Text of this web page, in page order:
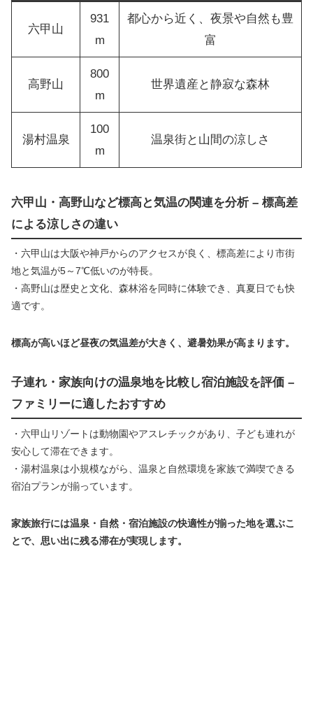
六甲山
931
m
都心から近く、夜景や自然も豊
富
高野山
800
m
世界遺産と静寂な森林
湯村温泉
100
m
温泉街と山間の涼しさ
六甲山・高野山など標高と気温の関連を分析 – 標高差
による涼しさの違い
・六甲山は大阪や神戸からのアクセスが良く、標高差により市街
地と気温が5～7℃低いのが特長。
・高野山は歴史と文化、森林浴を同時に体験でき、真夏日でも快
適です。
標高が高いほど昼夜の気温差が大きく、避暑効果が高まります。
子連れ・家族向けの温泉地を比較し宿泊施設を評価 –
ファミリーに適したおすすめ
・六甲山リゾートは動物園やアスレチックがあり、子ども連れが
安心して滞在できます。
・湯村温泉は小規模ながら、温泉と自然環境を家族で満喫できる
宿泊プランが揃っています。
家族旅行には温泉・自然・宿泊施設の快適性が揃った地を選ぶこ
とで、思い出に残る滞在が実現します。